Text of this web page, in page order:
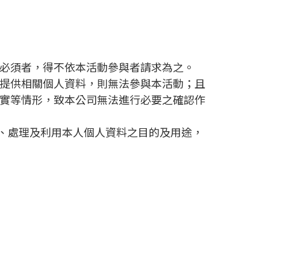
者，得不依本活動參與者請求為之。
供相關個人資料，則無法參與本活動；且
等情形，致本公司無法進行必要之確認作
理及利用本人個人資料之目的及用途，